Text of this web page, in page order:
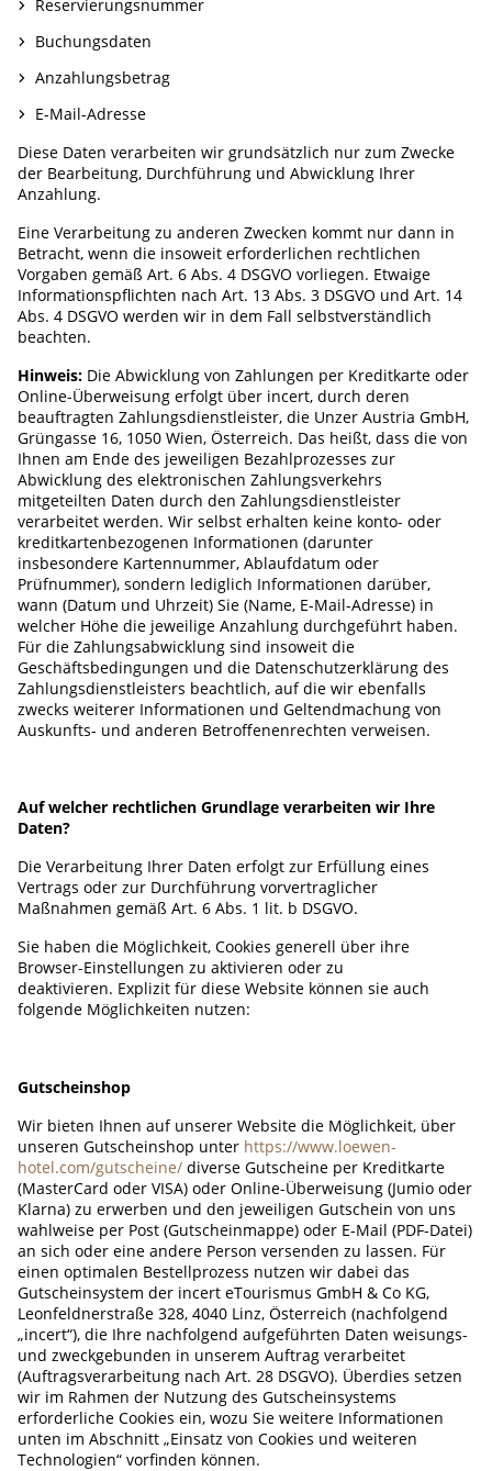
Reservierungsnummer
Buchungsdaten
Anzahlungsbetrag
E-Mail-Adresse
Diese Daten verarbeiten wir grundsätzlich nur zum Zwecke
der Bearbeitung, Durchführung und Abwicklung Ihrer
Anzahlung.
Eine Verarbeitung zu anderen Zwecken kommt nur dann in
Betracht, wenn die insoweit erforderlichen rechtlichen
Vorgaben gemäß Art. 6 Abs. 4 DSGVO vorliegen. Etwaige
Informationspflichten nach Art. 13 Abs. 3 DSGVO und Art. 14
Abs. 4 DSGVO werden wir in dem Fall selbstverständlich
beachten.
Hinweis: Die Abwicklung von Zahlungen per Kreditkarte oder
Online-Überweisung erfolgt über incert, durch deren
beauftragten Zahlungsdienstleister, die Unzer Austria GmbH,
Grüngasse 16, 1050 Wien, Österreich. Das heißt, dass die von
Ihnen am Ende des jeweiligen Bezahlprozesses zur
Abwicklung des elektronischen Zahlungsverkehrs
mitgeteilten Daten durch den Zahlungsdienstleister
verarbeitet werden. Wir selbst erhalten keine konto- oder
kreditkartenbezogenen Informationen (darunter
insbesondere Kartennummer, Ablaufdatum oder
Prüfnummer), sondern lediglich Informationen darüber,
wann (Datum und Uhrzeit) Sie (Name, E-Mail-Adresse) in
welcher Höhe die jeweilige Anzahlung durchgeführt haben.
Für die Zahlungsabwicklung sind insoweit die
Geschäftsbedingungen und die Datenschutzerklärung des
Zahlungsdienstleisters beachtlich, auf die wir ebenfalls
zwecks weiterer Informationen und Geltendmachung von
Auskunfts- und anderen Betroffenenrechten verweisen.
Auf welcher rechtlichen Grundlage verarbeiten wir Ihre
Daten?
Die Verarbeitung Ihrer Daten erfolgt zur Erfüllung eines
Vertrags oder zur Durchführung vorvertraglicher
Maßnahmen gemäß Art. 6 Abs. 1 lit. b DSGVO.
Sie haben die Möglichkeit, Cookies generell über ihre
Browser-Einstellungen zu aktivieren oder zu
deaktivieren. Explizit für diese Website können sie auch
folgende Möglichkeiten nutzen:
Gutscheinshop
Wir bieten Ihnen auf unserer Website die Möglichkeit, über
unseren Gutscheinshop unter https://www.loewen-
hotel.com/gutscheine/ diverse Gutscheine per Kreditkarte
(MasterCard oder VISA) oder Online-Überweisung (Jumio oder
Klarna) zu erwerben und den jeweiligen Gutschein von uns
wahlweise per Post (Gutscheinmappe) oder E-Mail (PDF-Datei)
an sich oder eine andere Person versenden zu lassen. Für
einen optimalen Bestellprozess nutzen wir dabei das
Gutscheinsystem der incert eTourismus GmbH & Co KG,
Leonfeldnerstraße 328, 4040 Linz, Österreich (nachfolgend
„incert“), die Ihre nachfolgend aufgeführten Daten weisungs-
und zweckgebunden in unserem Auftrag verarbeitet
(Auftragsverarbeitung nach Art. 28 DSGVO). Überdies setzen
wir im Rahmen der Nutzung des Gutscheinsystems
erforderliche Cookies ein, wozu Sie weitere Informationen
unten im Abschnitt „Einsatz von Cookies und weiteren
Technologien“ vorfinden können.